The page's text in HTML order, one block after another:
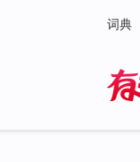
词典